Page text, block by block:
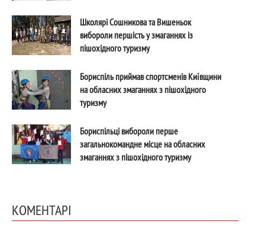
Школярі Сошникова та Вишеньок
вибороли першість у змаганнях із
пішохідного туризму
Бориспіль приймав спортсменів Київщини
на обласних змаганнях з пішохідного
туризму
Бориспільці вибороли перше
загальнокомандне місце на обласних
змаганнях з пішохідного туризму
КОМЕНТАРІ